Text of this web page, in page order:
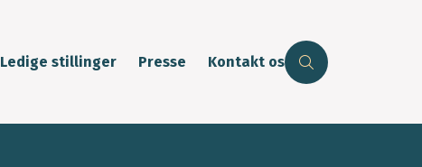
Ledige stillinger Presse Kontakt os